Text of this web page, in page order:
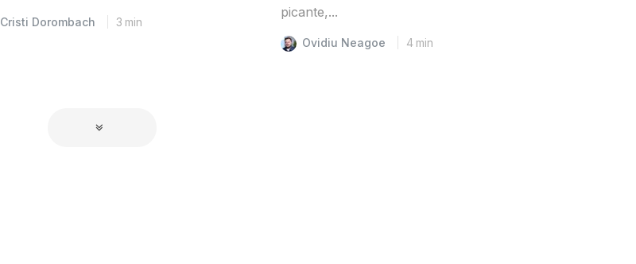
Cristi Dorombach 3 min
picante,...
Ovidiu Neagoe 4 min